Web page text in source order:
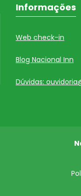
Informações
Web check-in
Blog Nacional Inn
Dúvidas: